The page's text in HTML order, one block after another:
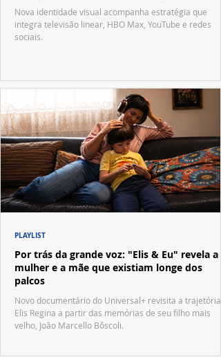
Nova identidade visual acompanha estratégia que
integra televisão linear, HBO Max, YouTube e redes
sociais.
Por trás da grande voz: "Elis & Eu" revela a
mulher e a mãe que existiam longe dos
palcos
Novo documentário do Universal+ revisita a trajetória
Elis Regina a partir das memórias de seu filho mais
velho, João Marcello Bôscoli.
PLAYLIST